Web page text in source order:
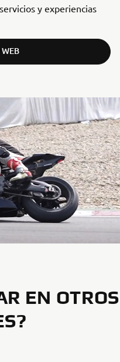
y experiencias
EN OTROS